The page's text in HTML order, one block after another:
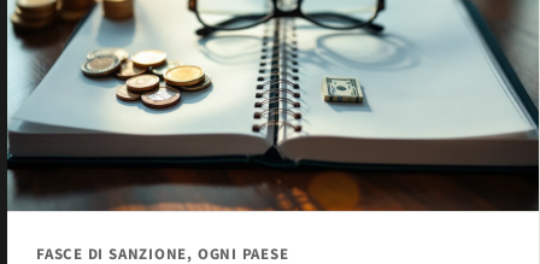
FASCE DI SANZIONE, OGNI PAESE